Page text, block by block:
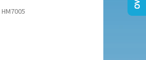
HM7005